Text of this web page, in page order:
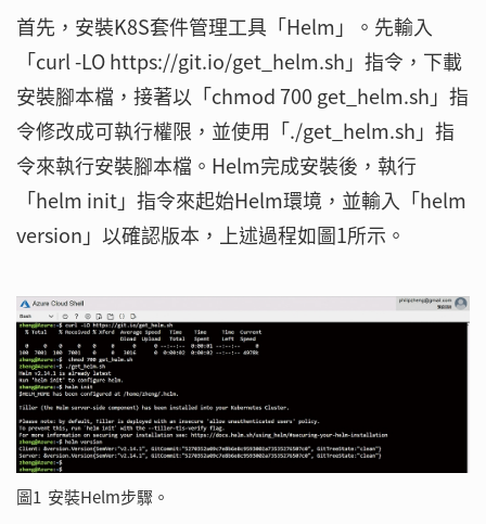
首先，安裝K8S套件管理工具「Helm」。先輸入
「curl -LO https://git.io/get_helm.sh」指令，下載
安裝腳本檔，接著以「chmod 700 get_helm.sh」指
令修改成可執行權限，並使用「./get_helm.sh」指
令來執行安裝腳本檔。Helm完成安裝後，執行
「helm init」指令來起始Helm環境，並輸入「helm
version」以確認版本，上述過程如圖1所示。
圖1 安裝Helm步驟。